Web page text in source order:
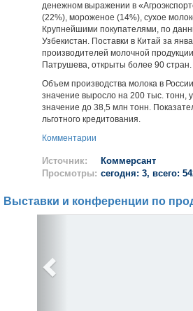
денежном выражении в
(22%), мороженое (14%), сухое
Крупнейшими покупателями, по
Узбекистан. Поставки в Китай за
производителей молочной
Патрушева, открыты более 90 стран.
Объем производства молока в
значение выросло на 200 тыс. тонн,
значение до 38,5 млн тонн.
льготного кредитования.
Комментарии
Источник:
Коммерсант
Просмотры: сегодня: 3, всего:
Выставки и конференции по